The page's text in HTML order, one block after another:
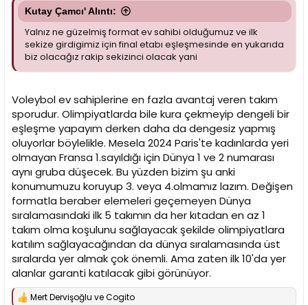
Kutay Çamcı' Alıntı:
Yalnız ne güzelmiş format ev sahibi olduğumuz ve ilk
sekize girdigimiz için final etabı eşleşmesinde en yukarıda
biz olacağız rakip sekizinci olacak yani
Voleybol ev sahiplerine en fazla avantaj veren takım
sporudur. Olimpiyatlarda bile kura çekmeyip dengeli bir
eşleşme yapayım derken daha da dengesiz yapmış
oluyorlar böylelikle. Mesela 2024 Paris'te kadınlarda yeri
olmayan Fransa 1.sayıldığı için Dünya 1 ve 2 numarası
aynı gruba düşecek. Bu yüzden bizim şu anki
konumumuzu koruyup 3. veya 4.olmamız lazım. Değişen
formatla beraber elemeleri geçemeyen Dünya
sıralamasındaki ilk 5 takımın da her kıtadan en az 1
takım olma koşulunu sağlayacak şekilde olimpiyatlara
katılım sağlayacağından da dünya sıralamasında üst
sıralarda yer almak çok önemli. Ama zaten ilk 10'da yer
alanlar garanti katılacak gibi görünüyor.
T Mert Dervişoğlu veCogito